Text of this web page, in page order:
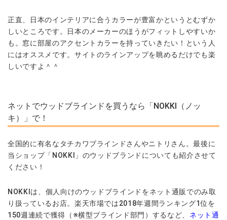
正直、日本のインテリアに合うカラーが豊富かというとむずか
しいところです。日本のメーカーのほうがフィットしやすいか
も。窓に部屋のアクセントカラーを持っていきたい！という人
にはオススメです。サイトのラインアップを眺めるだけでも楽
しいですよ＾＾
ネットでウッドブラインドを買うなら「NOKKI（ノッ
キ）」で！
全国的に有名なタチカワブラインドさんやニトリさん。最後に
当ショップ「NOKKI」のウッドブランドについても紹介させて
ください！
NOKKIは、個人向けのウッドブラインドをネット通販でのみ取
り扱っているお店。楽天市場では2018年週間ランキング1位を
150週連続で獲得（※横型ブラインド部門）するなど、 ネット通